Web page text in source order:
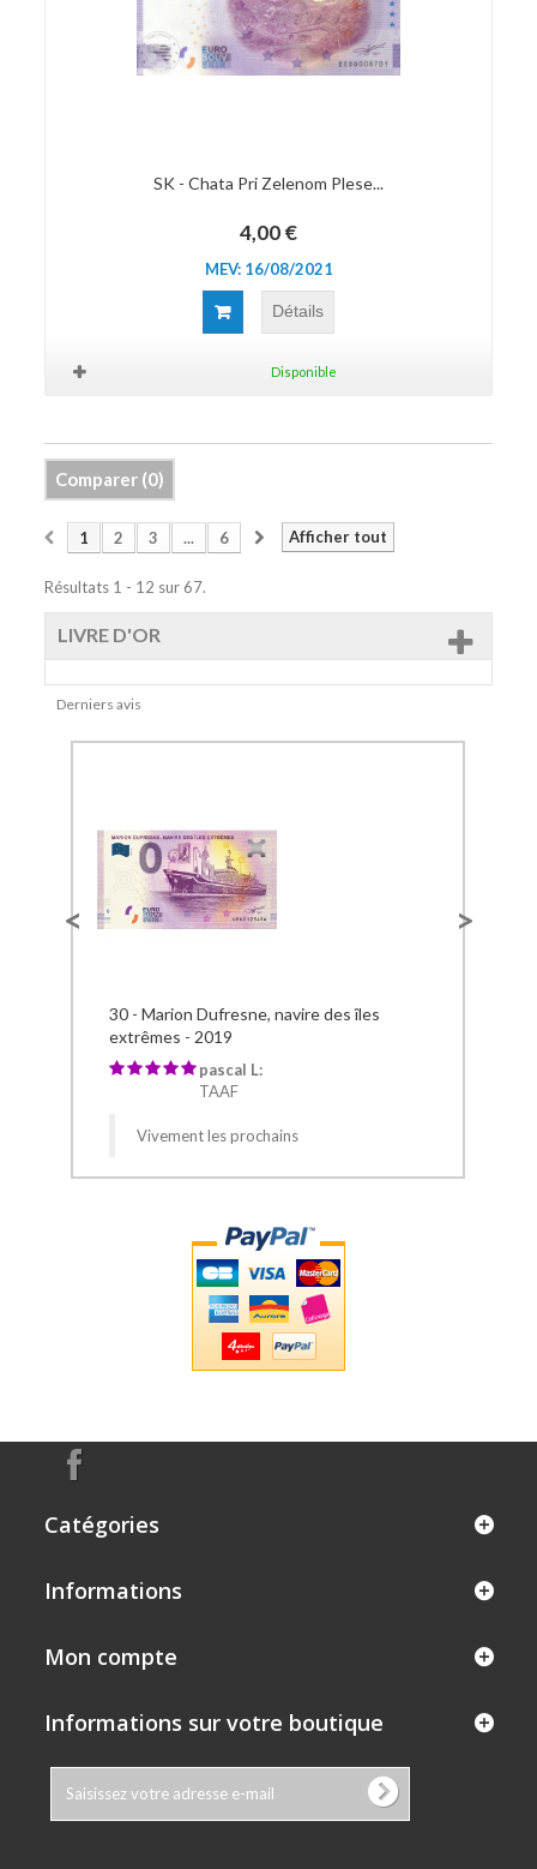
SK - Chata Pri Zelenom Plese...
4,00 €
MEV: 16/08/2021
Détails
Disponible
Comparer (0)
Afficher tout
1 2 3 ... 6
Résultats 1 - 12 sur 67.
LIVRE D'OR
Derniers avis
30 - Marion Dufresne, navire des îles
extrêmes - 2019
pascal L:
TAAF
Vivement les prochains
prev
Catégories
Informations
Mon compte
Informations sur votre boutique